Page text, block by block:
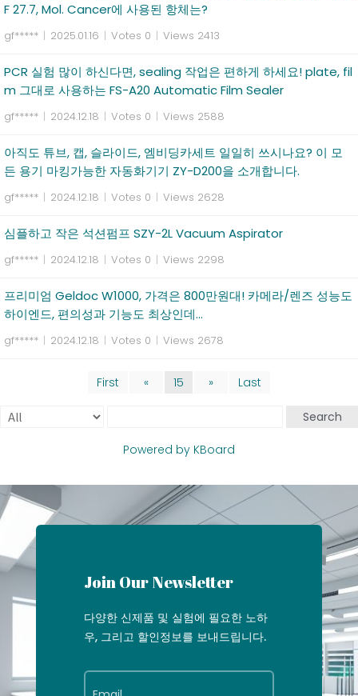
F 27.7, Mol. Cancer에 사용된 항체는?
gf***** | 2025.01.16 | Votes 0 | Views 2413
PCR 실험 많이 하신다면, sealing 작업은 편하게 하세요! plate, fil
m 그대로 사용하는 FS-A20 Automatic Film Sealer
gf***** | 2024.12.18 | Votes 0 | Views 2588
아직도 튜브, 캡, 슬라이드, 엠비딩카세트 일일히 쓰시나요? 이 모
든 용기 마킹가능한 자동화기기 ZY-D200을 소개합니다.
gf***** | 2024.12.18 | Votes 0 | Views 2628
심플하고 작은 석션펌프 SZY-2L Vacuum Aspirator
gf***** | 2024.12.18 | Votes 0 | Views 2298
프리미엄 Geldoc W1000, 가격은 800만원대! 카메라/렌즈 성능도
하이엔드, 편의성과 기능도 최상인데...
gf***** | 2024.12.18 | Votes 0 | Views 2678
First « 15 » Last
Search
Powered by KBoard
Join Our Newsletter
다양한 신제품 및 실험에 필요한 노하
우, 그리고 할인정보를 보내드립니다.